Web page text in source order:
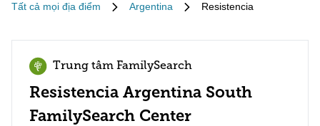
Tất cả mọi địa điểm Argentina Resistencia
Trung tâm FamilySearch
Resistencia Argentina South
FamilySearch Center